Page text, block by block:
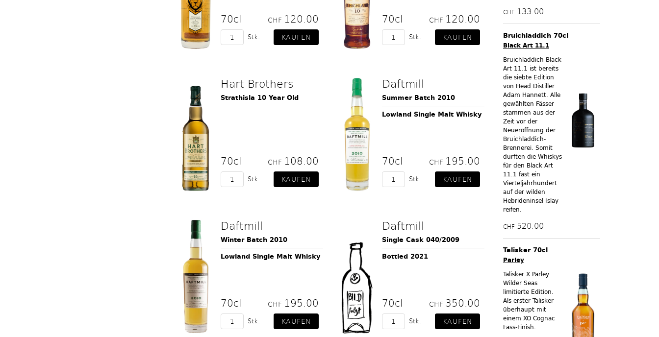
70cl CHF 120.00
Stk.
70cl CHF 120.00
Stk.
Hart Brothers
Strathisla 10 Year Old
70cl CHF 108.00
Stk.
Daftmill
Summer Batch 2010
Lowland Single Malt Whisky
70cl CHF 195.00
Stk.
Daftmill
Winter Batch 2010
Lowland Single Malt Whisky
70cl CHF 195.00
Stk.
Daftmill
Single Cask 040/2009
Bottled 2021
70cl CHF 350.00
Stk.
CHF 133.00
Bruichladdich 70cl
Black Art 11.1
Bruichladdich Black
Art 11.1 ist bereits
die siebte Edition
von Head Distiller
Adam Hannett. Alle
gewählten Fässer
stammen aus der
Zeit vor der
Neueröffnung der
Bruichladdich-
Brennerei. Somit
durften die Whiskys
für den Black Art
11.1 fast ein
Vierteljahrhundert
auf der wilden
Hebrideninsel Islay
reifen.
CHF 520.00
Talisker 70cl
Parley
Talisker X Parley
Wilder Seas
limitierte Edition.
Als erster Talisker
überhaupt mit
einem XO Cognac
Fass-Finish.